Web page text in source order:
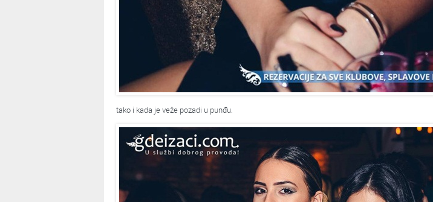
tako i kada je veže pozadi u punđu.